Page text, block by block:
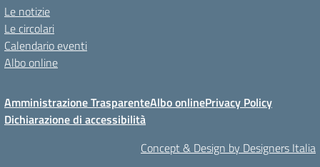
Le notizie
Le circolari
Calendario eventi
Albo online
Amministrazione TrasparenteAlbo onlinePrivacy Policy
Dichiarazione di accessibilità
Concept & Design by Designers Italia